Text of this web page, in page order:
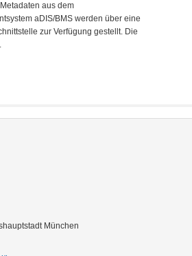
aus dem
aDIS/BMS werden über eine
zur Verfügung gestellt. Die
München